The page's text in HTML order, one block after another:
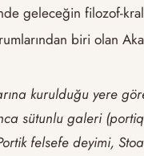
geleceğin filozof-
biri olan
kurulduğu yere
sütunlu galeri
felsefe deyimi,